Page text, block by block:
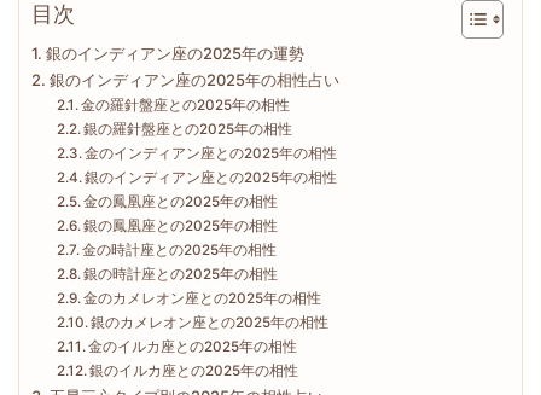
目次
銀のインディアン座の2025年の運勢
銀のインディアン座の2025年の相性占い
金の羅針盤座との2025年の相性
銀の羅針盤座との2025年の相性
金のインディアン座との2025年の相性
銀のインディアン座との2025年の相性
金の鳳凰座との2025年の相性
銀の鳳凰座との2025年の相性
金の時計座との2025年の相性
銀の時計座との2025年の相性
金のカメレオン座との2025年の相性
銀のカメレオン座との2025年の相性
金のイルカ座との2025年の相性
銀のイルカ座との2025年の相性